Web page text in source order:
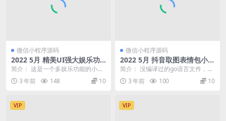
微信小程序源码
2022 5月 精美UI强大娱乐功
能组合微信小程序源码
简介： 这是一个多娱乐功能的小程
序 具体由以下功能组合: 网易云在
线音乐(在线播...
3 年前 148 10
微信小程序源码
2022 5月 抖音取图表情包小程
序 创作者入驻 流量主
简介： 没编译过的go语言文件，没
教程，需自行测试
3 年前 100 10
VIP VIP